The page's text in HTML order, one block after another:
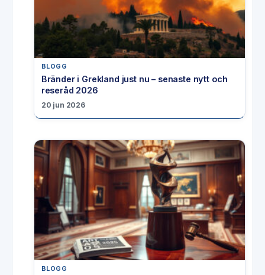
BLOGG
Bränder i Grekland just nu – senaste nytt och
reseråd 2026
20 jun 2026
BLOGG